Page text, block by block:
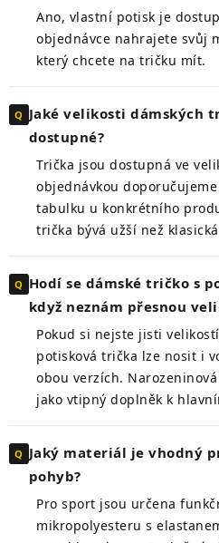
Ano, vlastní potisk je
objednávce nahrajete svůj
který chcete na tričku mít.
Jaké velikosti dámských
dostupné?
Trička jsou dostupná ve
objednávkou
tabulku u konkrétního
trička bývá užší než
Hodí se dámské tričko s
když neznám přesnou
Pokud si nejste jisti
potisková trička lze nosit i
obou verzích.
jako vtipný doplněk k
Jaký materiál je vhodný
pohyb?
Pro sport jsou určena
mikropolyesteru s